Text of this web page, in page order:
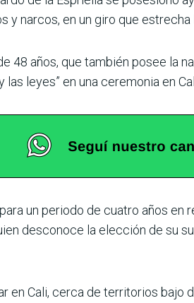
y narcos, en un giro que
48 años, que también posee la
leyes” en una ceremonia en
un periodo de cuatro años
desconoce la elección de su
en Cali, cerca de territorios bajo